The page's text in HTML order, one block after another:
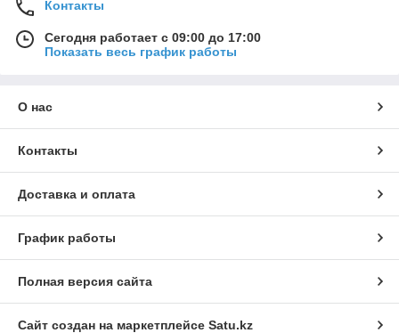
Контакты
Сегодня работает с 09:00 до 17:00
Показать весь график работы
О нас
Контакты
Доставка и оплата
График работы
Полная версия сайта
Сайт создан на маркетплейсе Satu.kz